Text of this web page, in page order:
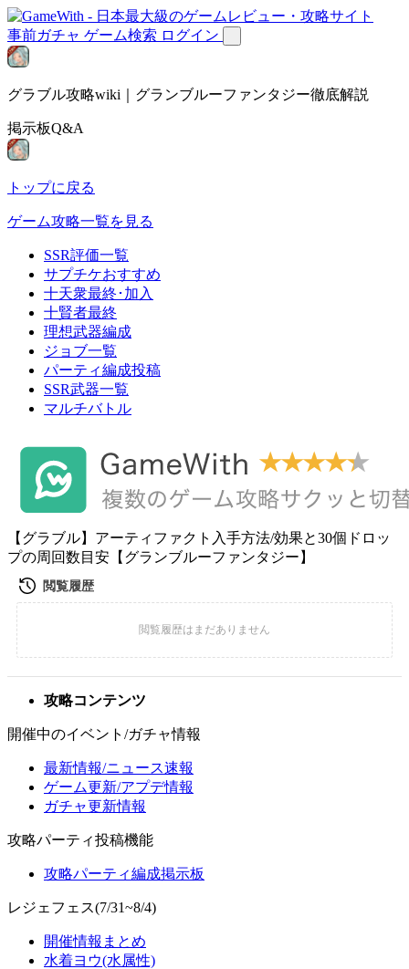
事前ガチャ ゲーム検索 ログイン
グラブル攻略wiki｜グランブルーファンタジー徹底解説
掲示板Q&A
トップに戻る
ゲーム攻略一覧を見る
SSR評価一覧
サプチケおすすめ
十天衆最終･加入
十賢者最終
理想武器編成
ジョブ一覧
パーティ編成投稿
SSR武器一覧
マルチバトル
【グラブル】アーティファクト入手方法/効果と30個ドロッ
プの周回数目安【グランブルーファンタジー】
攻略コンテンツ
開催中のイベント/ガチャ情報
最新情報/ニュース速報
ゲーム更新/アプデ情報
ガチャ更新情報
攻略パーティ投稿機能
攻略パーティ編成掲示板
レジェフェス(7/31~8/4)
開催情報まとめ
水着ヨウ(水属性)